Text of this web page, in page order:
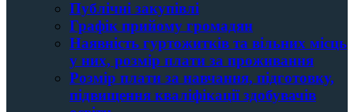
Публічні закупівлі
Графік прийому громадян
Наявність гуртожитків та вільних місць
у них, розмір плати за проживання
Розмір плати за навчання, підготовку,
підвищення кваліфікації здобувачів